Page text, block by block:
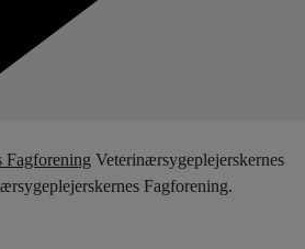
Fagforening Veterinærsygeplejerskernes
Fagforening.